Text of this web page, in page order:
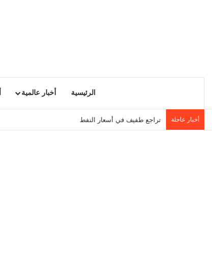
الرئيسية أخبار عالمية
أخبار عاجلة مساء اليوم : تعطّل حركة القطارات بين تونس وجبل الجلود